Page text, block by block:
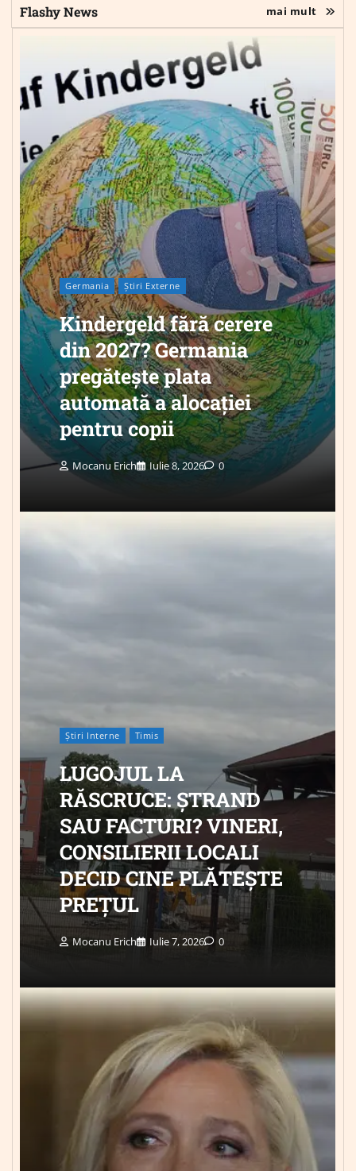
Flashy News mai mult
Germania Știri Externe
Kindergeld fără cerere
din 2027? Germania
pregătește plata
automată a alocației
pentru copii
Mocanu Erich Iulie 8, 2026 0
Știri Interne Timis
LUGOJUL LA
RĂSCRUCE: ȘTRAND
SAU FACTURI? VINERI,
CONSILIERII LOCALI
DECID CINE PLĂTEȘTE
PREȚUL
Mocanu Erich Iulie 7, 2026 0